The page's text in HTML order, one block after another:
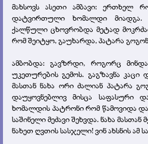
მახსოვს ასეთი ამბავი: ერთხელ
დატვირთული ხომალდი მიადგა.
ქალწული ცხოვრობდა მეტად
რომ შეიტყო, გაუხარდა, პატარა
ამბობდა: გავზრდი, როგორც
უკეთურების გემოს. გაგზავნა
მასთან ნახა ორი ძალიან პატარა
დაუყოვნებლივ მისცა საფასური
ხომალდის პატრონი რომ წამოვიდა
საშინელი მეძავი შეხვდა. ნახა
ნახეთ ღვთის სასჯელი! ვინ ახსნის ამ